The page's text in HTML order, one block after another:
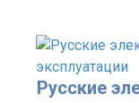
контенту
Русские